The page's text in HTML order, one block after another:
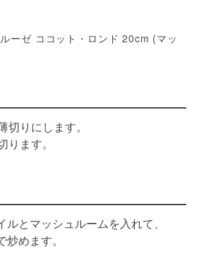
ーゼ ココット・ロンド 20cm (マッ
切りにします。
ります。
とマッシュルームを入れて、
めます。